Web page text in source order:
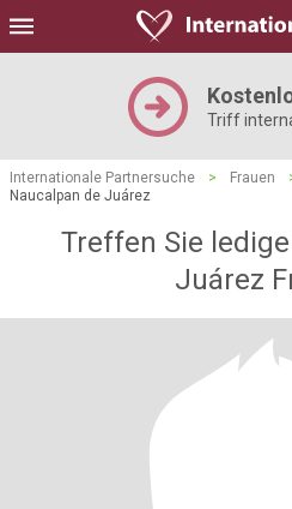
Triff
Internationale Partnersuche > Frauen
Naucalpan de Juárez
Treffen Sie
Juárez